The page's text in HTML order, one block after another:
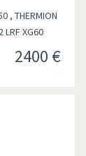
, THERMION
LRF XG60
2400 €